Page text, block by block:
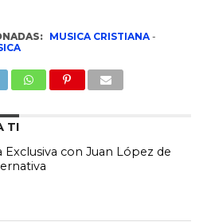
MUSICA CRISTIANA-
TI
Exclusiva con Juan López de